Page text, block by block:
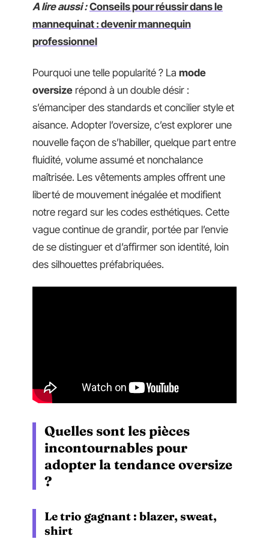
A lire aussi : Conseils pour réussir dans le
mannequinat : devenir mannequin
professionnel
Pourquoi une telle popularité ? La mode
oversize répond à un double désir :
s’émanciper des standards et concilier style et
aisance. Adopter l’oversize, c’est explorer une
nouvelle façon de s’habiller, quelque part entre
fluidité, volume assumé et nonchalance
maîtrisée. Les vêtements amples offrent une
liberté de mouvement inégalée et modifient
notre regard sur les codes esthétiques. Cette
vague continue de grandir, portée par l’envie
de se distinguer et d’affirmer son identité, loin
des silhouettes préfabriquées.
Quelles sont les pièces
incontournables pour
adopter la tendance oversize
?
Le trio gagnant : blazer, sweat,
shirt